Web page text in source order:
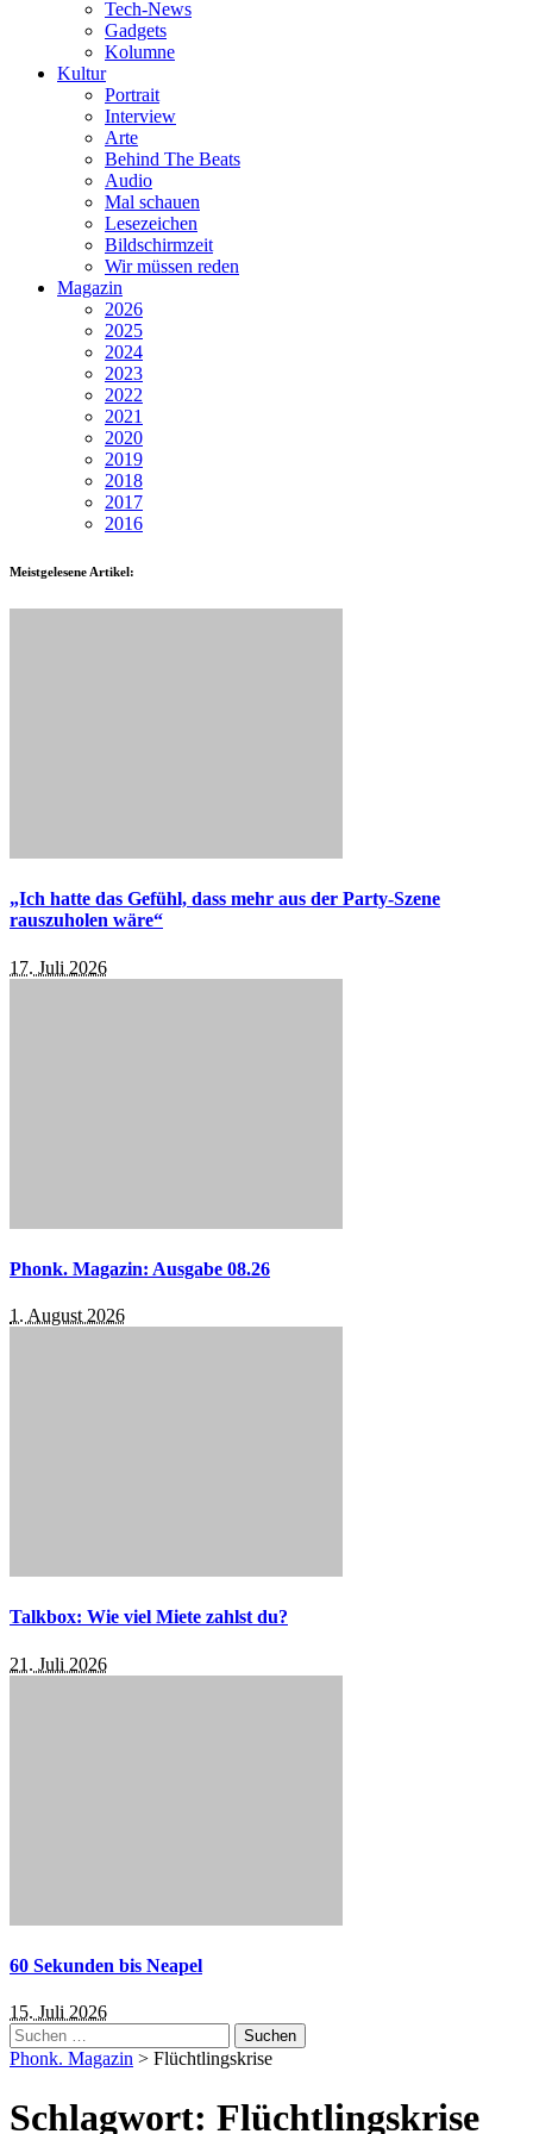
Tech-News
Gadgets
Kolumne
Kultur
Portrait
Interview
Arte
Behind The Beats
Audio
Mal schauen
Lesezeichen
Bildschirmzeit
Wir müssen reden
Magazin
2026
2025
2024
2023
2022
2021
2020
2019
2018
2017
2016
Meistgelesene Artikel:
„Ich hatte das Gefühl, dass mehr aus der Party-Szene
rauszuholen wäre“
17. Juli 2026
Phonk. Magazin: Ausgabe 08.26
1. August 2026
Talkbox: Wie viel Miete zahlst du?
21. Juli 2026
60 Sekunden bis Neapel
15. Juli 2026
Suchen
nach:
Phonk. Magazin > Flüchtlingskrise
Schlagwort: Flüchtlingskrise